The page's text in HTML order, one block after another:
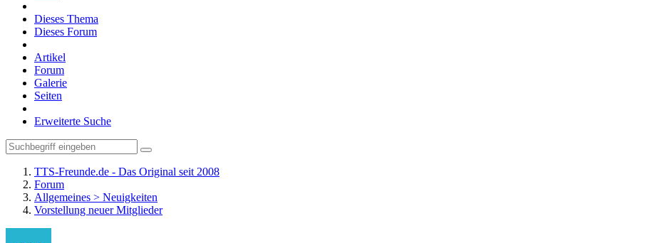
Dieses Thema
Dieses Forum
Artikel
Forum
Galerie
Seiten
Erweiterte Suche
TTS-Freunde.de - Das Original seit 2008
Forum
Allgemeines > Neuigkeiten
Vorstellung neuer Mitglieder